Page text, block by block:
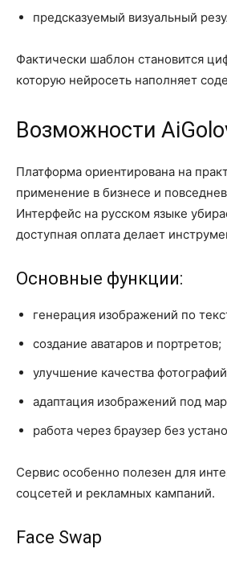
предсказуемый визуальный
Фактически шаблон становится
которую нейросеть наполняет
Возможности
Платформа ориентирована на
применение в бизнесе и
Интерфейс на русском языке
доступная оплата делает
Основные функции:
генерация изображений по
создание аватаров и портретов;
улучшение качества
адаптация изображений под
работа через браузер без
Сервис особенно полезен для
соцсетей и рекламных кампаний.
Face Swap